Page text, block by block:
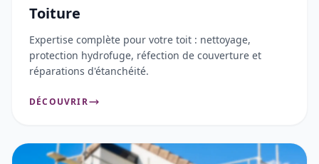
Toiture
Expertise complète pour votre toit : nettoyage,
protection hydrofuge, réfection de couverture et
réparations d'étanchéité.
DÉCOUVRIR